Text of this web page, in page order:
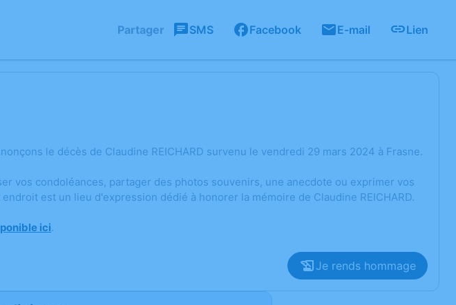
Partager SMS Facebook E-mail Lien
le décès de Claudine REICHARD survenu le vendredi 29 mars 2024 à Frasne.
vos condoléances, partager des photos souvenirs, une anecdote ou exprimer vos
est un lieu d'expression dédié à honorer la mémoire de Claudine REICHARD.
ici.
Je rends hommage